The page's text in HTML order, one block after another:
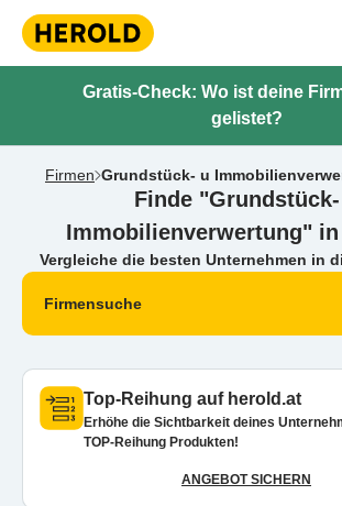
Gratis-Check: Wo ist deine
gelistet?
Firmen Grundstück- u
Finde
Immobilienverwertung" in
Vergleiche die besten Unternehmen in
Firmensuche
Top-Reihung auf herold.at
Erhöhe die Sichtbarkeit deines
TOP-Reihung Produkten!
ANGEBOT SICHERN